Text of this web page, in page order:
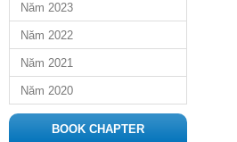
Năm 2023
Năm 2022
Năm 2021
Năm 2020
BOOK CHAPTER